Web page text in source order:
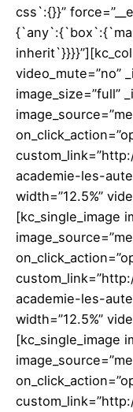
css`:{}}”
video_mute=”no”
image_size=”full”
academie-les-
width=”12.5%”
[kc_single_image
academie-les-
width=”12.5%”
[kc_single_image